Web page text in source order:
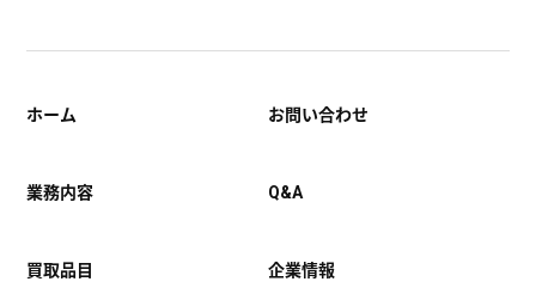
ホーム
業務内容
買取品目
お問い合わせ
Q&A
企業情報